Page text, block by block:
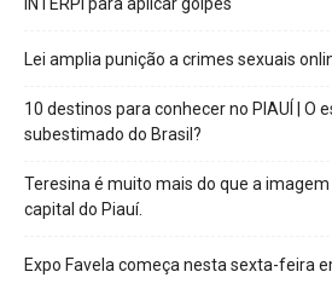
Lei amplia punição a crimes sexuais
10 destinos para conhecer no PIAUÍ | O
subestimado do Brasil?
Teresina é muito mais do que a
capital do Piauí.
Expo Favela começa nesta sexta-feira